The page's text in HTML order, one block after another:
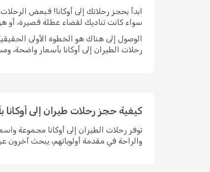
ابدأ بحجز رحلاتك إلى أوكانا! فبعض
سواء كانت تناديك لقضاء عطلة قصيرة، أو
رحلات الطيران إلى أوكانا بأسعار
كيفية حجز رحلات طيران إلى
توفر رحلات الطيران إلى أوكانا مجموعة
والراحة في مقدمة أولوياتهم، يبحث آخرون